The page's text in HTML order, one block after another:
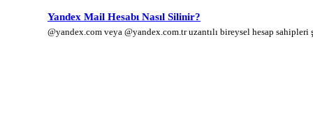
Yandex Mail Hesabı Nasıl Silinir?
@yandex.com veya @yandex.com.tr uzantılı bireysel hesap